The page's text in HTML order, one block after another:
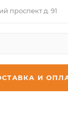
проспект д. 91
И